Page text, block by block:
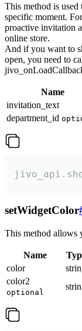
This method is
specific moment.
proactive invitation
online store.
And if you want to
open, you need to
Name
invitation_text
department_id
setWidgetColor
This method allows
Name
color
color2
optional